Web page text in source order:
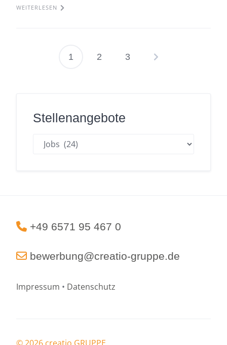
WEITERLESEN
1 2 3
Stellenangebote
Stellenangebote
+49 6571 95 467 0
bewerbung@creatio-gruppe.de
Impressum • Datenschutz